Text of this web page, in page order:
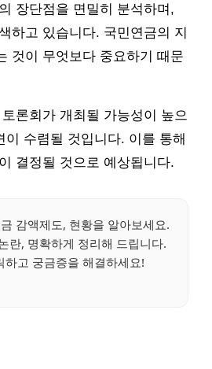
장단점을 면밀히 분석하며,
하고 있습니다. 국민연금의 지
것이 무엇보다 중요하기 때문
론회가 개최될 가능성이 높으
이 수렴될 것입니다. 이를 통해
결정될 것으로 예상됩니다.
감액제도, 현황을 알아보세요.
란, 명확하게 정리해 드립니다.
하고 궁금증을 해결하세요!